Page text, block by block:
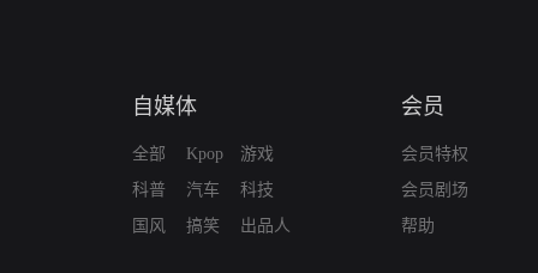
自媒体
全部
科普
国风
Kpop
汽车
搞笑
游戏
科技
出品人
会员
会员特权
会员剧场
帮助